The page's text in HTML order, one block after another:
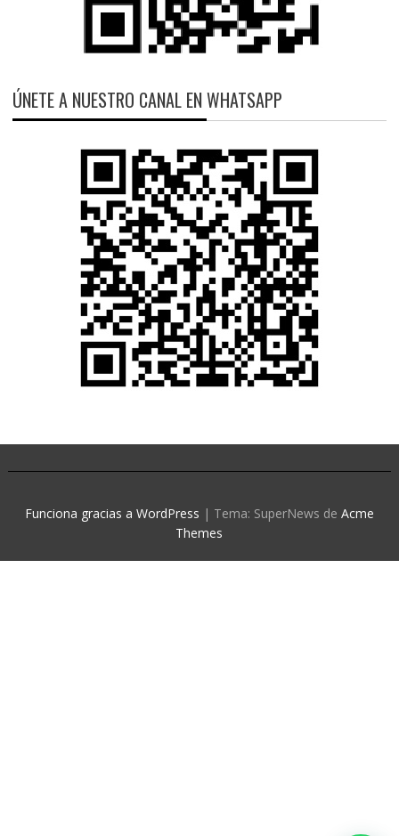
ÚNETE A NUESTRO CANAL EN WHATSAPP
Funciona gracias a WordPress | Tema: SuperNews de Acme
Themes